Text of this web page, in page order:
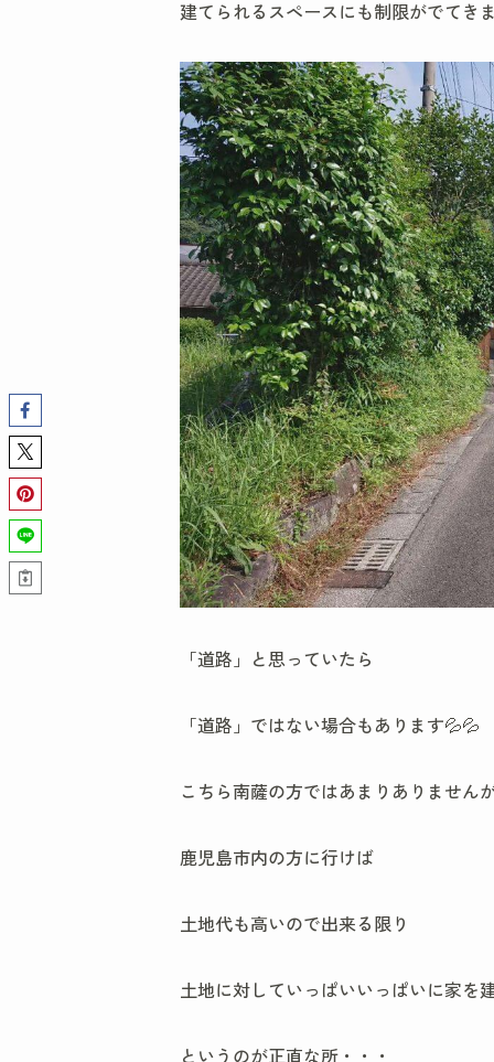
建てられるスペースにも制限がでてき
「道路」と思っていたら
「道路」ではない場合もあります💦💦
こちら南薩の方ではあまりありません
鹿児島市内の方に行けば
土地代も高いので出来る限り
土地に対していっぱいいっぱいに家を
というのが正直な所・・・